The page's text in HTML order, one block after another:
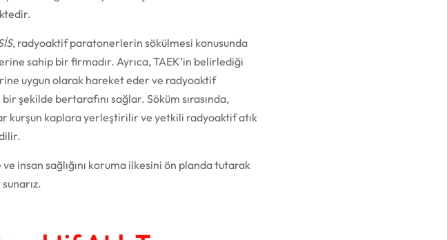
, radyoaktif paratonerlerin sökülmesi konusunda
sahip bir firmadır. Ayrıca, TAEK’in belirlediği
uygun olarak hareket eder ve radyoaktif
şekilde bertarafını sağlar. Söküm sırasında,
kurşun kaplara yerleştirilir ve yetkili radyoaktif atık
insan sağlığını koruma ilkesini ön planda tutarak